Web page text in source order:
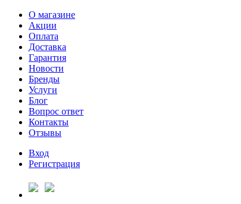
О магазине
Акции
Оплата
Доставка
Гарантия
Новости
Бренды
Услуги
Блог
Вопрос ответ
Контакты
Отзывы
Вход
Регистрация